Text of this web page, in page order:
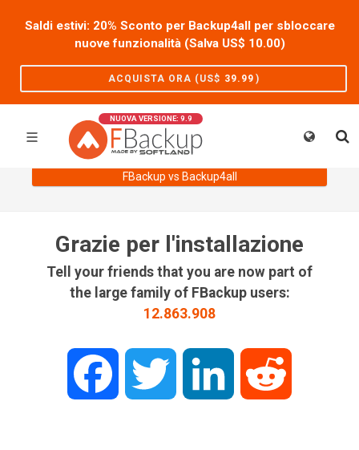
Saldi estivi: 20% Sconto per Backup4all per sbloccare
nuove funzionalità (Salva US$ 10.00)
ACQUISTA ORA (US$ 39.99 )
NUOVA VERSIONE: 9.9
FBackup vs Backup4all
Grazie per l'installazione
Tell your friends that you are now part of
the large family of FBackup users:
12.863.908
Facebook Twitter LinkedIn